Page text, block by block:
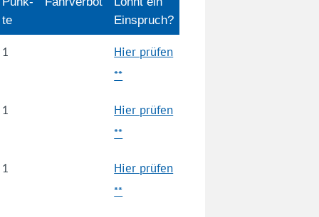
te
Einspruch?
1
Hier prüfen
**
1
Hier prüfen
**
1
Hier prüfen
**